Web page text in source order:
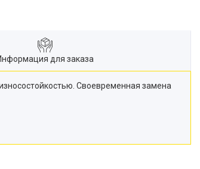
для заказа
Своевременная замена